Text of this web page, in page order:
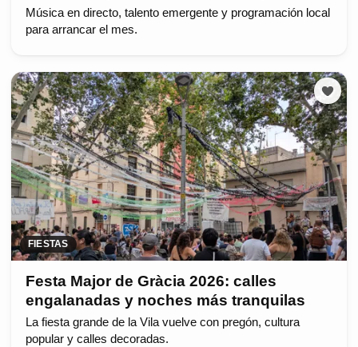
Música en directo, talento emergente y programación local
para arrancar el mes.
FIESTAS
Festa Major de Gràcia 2026: calles
engalanadas y noches más tranquilas
La fiesta grande de la Vila vuelve con pregón, cultura
popular y calles decoradas.